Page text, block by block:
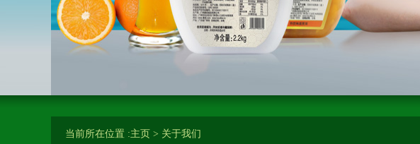
当前所在位置 :主页 > 关于我们